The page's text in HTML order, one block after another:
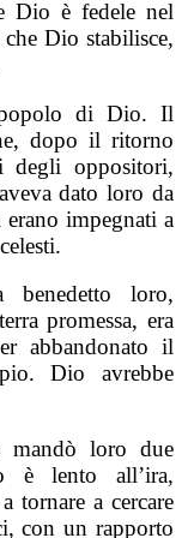
Dio è fedele nel
Dio stabilisce,
popolo di Dio. Il
dopo il ritorno
degli oppositori,
dato loro da
impegnati a
loro,
promessa, era
abbandonato il
Dio avrebbe
mandò loro due
è lento all’ira,
tornare a cercare
con un rapporto